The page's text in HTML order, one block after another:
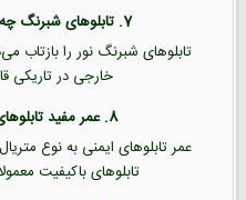
7. تابلوهای شبرنگ چه تفاوتی با شبنما دارند؟
تابلوهای شبرنگ نور را بازتاب
خارجی در تاریکی
8. عمر مفید تابلوهای ایمنی چقدر است؟
عمر تابلوهای ایمنی به نوع
تابلوهای باکیفیت